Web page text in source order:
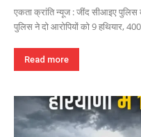
एकता क्रांति न्यूज : जींद सीआइए पुलिस
पुलिस ने दो आरोपियों को 9 हथियार,
Read more